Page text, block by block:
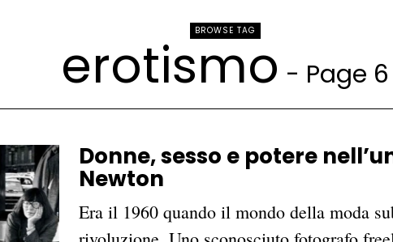
BROWSE TAG
erotismo - Page 6
Donne, sesso e potere
Newton
Era il 1960 quando il mondo della moda